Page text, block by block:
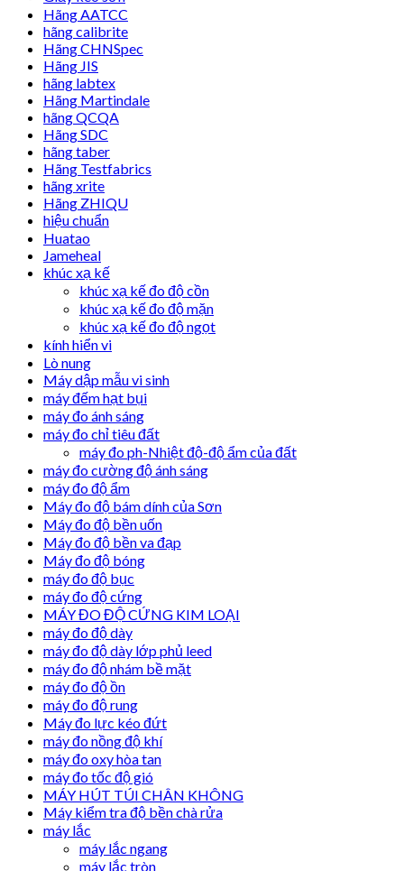
Hãng AATCC
hãng calibrite
Hãng CHNSpec
Hãng JIS
hãng labtex
Hãng Martindale
hãng QCQA
Hãng SDC
hãng taber
Hãng Testfabrics
hãng xrite
Hãng ZHIQU
hiệu chuẩn
Huatao
Jameheal
khúc xạ kế
khúc xạ kế đo độ cồn
khúc xạ kế đo độ mặn
khúc xạ kế đo độ ngọt
kính hiển vi
Lò nung
Máy dập mẫu vi sinh
máy đếm hạt bụi
máy đo ánh sáng
máy đo chỉ tiêu đất
máy đo ph-Nhiệt độ-độ ẩm của đất
máy đo cường độ ánh sáng
máy đo độ ẩm
Máy đo độ bám dính của Sơn
Máy đo độ bền uốn
Máy đo độ bền va đạp
Máy đo độ bóng
máy đo độ bục
máy đo độ cứng
MÁY ĐO ĐỘ CỨNG KIM LOẠI
máy đo độ dày
máy đo độ dày lớp phủ leed
máy đo độ nhám bề mặt
máy đo độ ồn
máy đo độ rung
Máy đo lực kéo đứt
máy đo nồng độ khí
máy đo oxy hòa tan
máy đo tốc độ gió
MÁY HÚT TÚI CHÂN KHÔNG
Máy kiểm tra độ bền chà rửa
máy lắc
máy lắc ngang
máy lắc tròn